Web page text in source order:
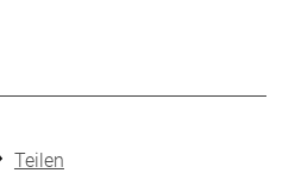
Teilen